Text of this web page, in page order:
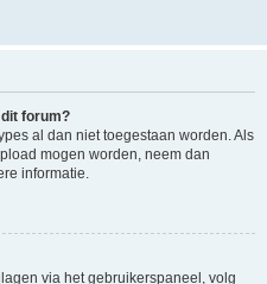
forum?
al dan niet toegestaan worden. Als
mogen worden, neem dan
informatie.
via het gebruikerspaneel, volg